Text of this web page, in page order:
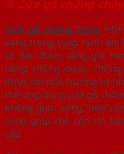
3. Cửa gỗ chống
Cửa gỗ chống cháy
sang trọng cùng rảnh âm
có đặc điểm sáng giá
năng chống nước,
được với môi trường tự
thể ứng dụng cửa gỗ
không gian sống, bên
cũng giúp cho căn hộ
cấp.